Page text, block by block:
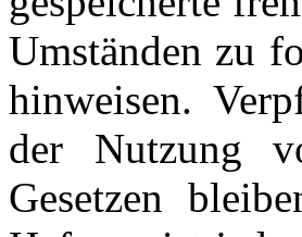
Umständen zu
hinweisen.
der Nutzung
Gesetzen